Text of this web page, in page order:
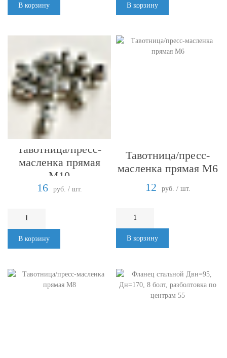
В корзину В корзину
Тавотница/пресс-
масленка прямая
М10
16
руб. / шт.
В корзину
Тавотница/пресс-
масленка прямая М6
12
руб. / шт.
В корзину